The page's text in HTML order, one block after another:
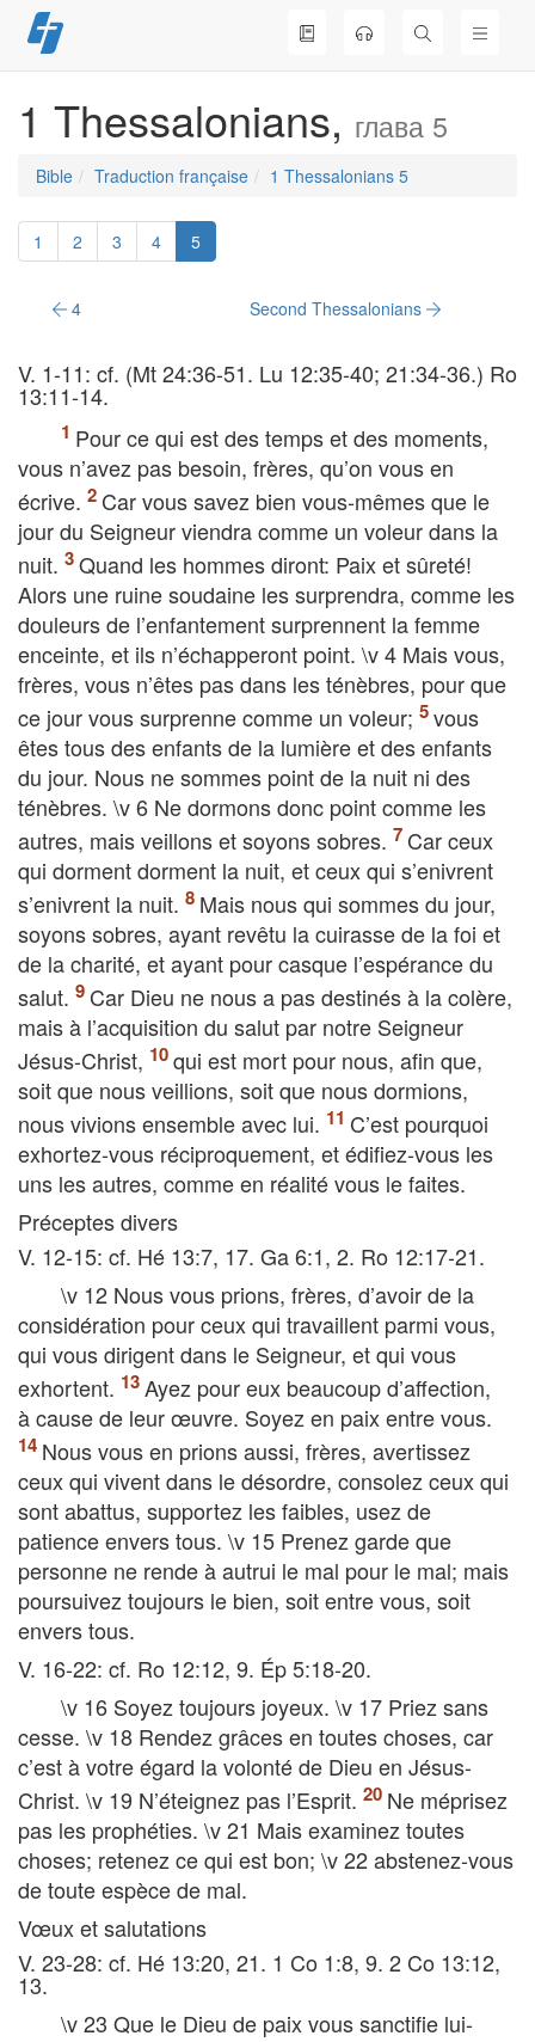
Skip
to
1 Thessalonians, глава 5
Bible Traduction française 1 Thessalonians 5
1 2 3 4 5
4 Second Thessalonians
V. 1-11: cf. (Mt 24:36-51. Lu 12:35-40; 21:34-36.) Ro
13:11-14.
Pour ce qui est des temps et des moments,
vous n’avez pas besoin, frères, qu’on vous en
écrive.
Car vous savez bien vous-mêmes que le
jour du Seigneur viendra comme un voleur dans la
nuit.
Quand les hommes diront: Paix et sûreté!
Alors une ruine soudaine les surprendra, comme les
douleurs de l’enfantement surprennent la femme
enceinte, et ils n’échapperont point. \v 4 Mais vous,
frères, vous n’êtes pas dans les ténèbres, pour que
ce jour vous surprenne comme un voleur;
vous
êtes tous des enfants de la lumière et des enfants
du jour. Nous ne sommes point de la nuit ni des
ténèbres. \v 6 Ne dormons donc point comme les
autres, mais veillons et soyons sobres.
Car ceux
qui dorment dorment la nuit, et ceux qui s’enivrent
s’enivrent la nuit.
Mais nous qui sommes du jour,
soyons sobres, ayant revêtu la cuirasse de la foi et
de la charité, et ayant pour casque l’espérance du
salut.
Car Dieu ne nous a pas destinés à la colère,
mais à l’acquisition du salut par notre Seigneur
Jésus-Christ,
qui est mort pour nous, afin que,
soit que nous veillions, soit que nous dormions,
nous vivions ensemble avec lui.
C’est pourquoi
exhortez-vous réciproquement, et édifiez-vous les
uns les autres, comme en réalité vous le faites.
Préceptes divers
V. 12-15: cf. Hé 13:7, 17. Ga 6:1, 2. Ro 12:17-21.
\v 12 Nous vous prions, frères, d’avoir de la
considération pour ceux qui travaillent parmi vous,
qui vous dirigent dans le Seigneur, et qui vous
exhortent.
Ayez pour eux beaucoup d’affection,
à cause de leur œuvre. Soyez en paix entre vous.
Nous vous en prions aussi, frères, avertissez
ceux qui vivent dans le désordre, consolez ceux qui
sont abattus, supportez les faibles, usez de
patience envers tous. \v 15 Prenez garde que
personne ne rende à autrui le mal pour le mal; mais
poursuivez toujours le bien, soit entre vous, soit
envers tous.
V. 16-22: cf. Ro 12:12, 9. Ép 5:18-20.
\v 16 Soyez toujours joyeux. \v 17 Priez sans
cesse. \v 18 Rendez grâces en toutes choses, car
c’est à votre égard la volonté de Dieu en Jésus-
Christ. \v 19 N’éteignez pas l’Esprit.
Ne méprisez
pas les prophéties. \v 21 Mais examinez toutes
choses; retenez ce qui est bon; \v 22 abstenez-vous
de toute espèce de mal.
Vœux et salutations
V. 23-28: cf. Hé 13:20, 21. 1 Co 1:8, 9. 2 Co 13:12,
13.
\v 23 Que le Dieu de paix vous sanctifie lui-